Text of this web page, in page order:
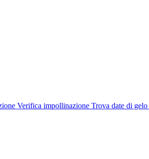
Verifica impollinazione Trova date di gelo